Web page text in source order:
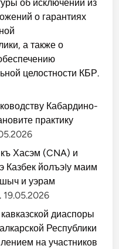
об исключении из
о гарантиях
а также о
целостности КБР.
Кабардино-
практику
Хасэм (CNA) и
Казбек йолъэIу маим
и уэрам
19.05.2026
диаспоры
Республики
на участников